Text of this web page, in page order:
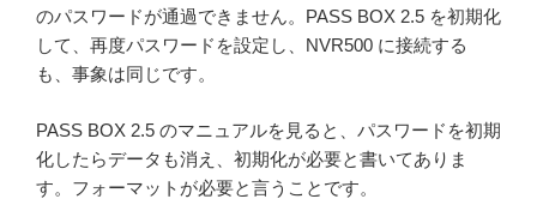
のパスワードが通過できません。PASS BOX 2.5 を初期化
して、再度パスワードを設定し、NVR500 に接続する
も、事象は同じです。
PASS BOX 2.5 のマニュアルを見ると、パスワードを初期
化したらデータも消え、初期化が必要と書いてありま
す。フォーマットが必要と言うことです。